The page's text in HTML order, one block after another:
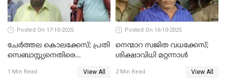
Posted On 17-10-2025
ചേര്‍ത്തല കൊലക്കേസ്; പ്രതി
സെബാസ്റ്റ്യനെതിരെ
1 Min Read View All
Posted On 16-10-2025
നെന്മാറ സജിത വധക്കേസ്;
ശിക്ഷാവിധി മറ്റന്നാള്‍
2 Min Read View All